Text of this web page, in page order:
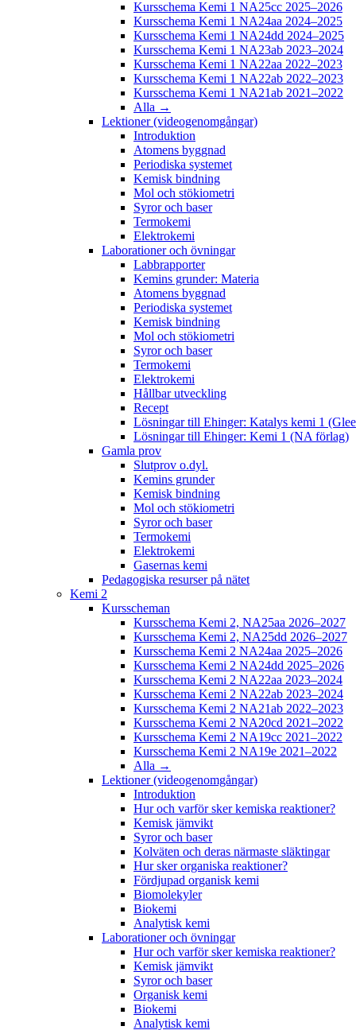
Kursschema Kemi 1 NA25cc 2025–2026
Kursschema Kemi 1 NA24aa 2024–2025
Kursschema Kemi 1 NA24dd 2024–2025
Kursschema Kemi 1 NA23ab 2023–2024
Kursschema Kemi 1 NA22aa 2022–2023
Kursschema Kemi 1 NA22ab 2022–2023
Kursschema Kemi 1 NA21ab 2021–2022
Alla →
Lektioner (videogenomgångar)
Introduktion
Atomens byggnad
Periodiska systemet
Kemisk bindning
Mol och stökiometri
Syror och baser
Termokemi
Elektrokemi
Laborationer och övningar
Labbrapporter
Kemins grunder: Materia
Atomens byggnad
Periodiska systemet
Kemisk bindning
Mol och stökiometri
Syror och baser
Termokemi
Elektrokemi
Hållbar utveckling
Recept
Lösningar till Ehinger: Katalys kemi 1
Lösningar till Ehinger: Kemi 1 (NA förlag)
Gamla prov
Slutprov o.dyl.
Kemins grunder
Kemisk bindning
Mol och stökiometri
Syror och baser
Termokemi
Elektrokemi
Gasernas kemi
Pedagogiska resurser på nätet
Kemi 2
Kursscheman
Kursschema Kemi 2, NA25aa 2026–2027
Kursschema Kemi 2, NA25dd 2026–2027
Kursschema Kemi 2 NA24aa 2025–2026
Kursschema Kemi 2 NA24dd 2025–2026
Kursschema Kemi 2 NA22aa 2023–2024
Kursschema Kemi 2 NA22ab 2023–2024
Kursschema Kemi 2 NA21ab 2022–2023
Kursschema Kemi 2 NA20cd 2021–2022
Kursschema Kemi 2 NA19cc 2021–2022
Kursschema Kemi 2 NA19e 2021–2022
Alla →
Lektioner (videogenomgångar)
Introduktion
Hur och varför sker kemiska reaktioner?
Kemisk jämvikt
Syror och baser
Kolväten och deras närmaste släktingar
Hur sker organiska reaktioner?
Fördjupad organisk kemi
Biomolekyler
Biokemi
Analytisk kemi
Laborationer och övningar
Hur och varför sker kemiska reaktioner?
Kemisk jämvikt
Syror och baser
Organisk kemi
Biokemi
Analytisk kemi